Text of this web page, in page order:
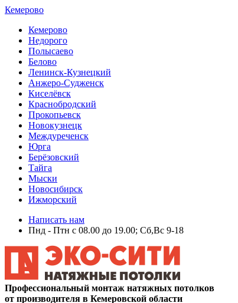
Кемерово
Кемерово
Недорого
Полысаево
Белово
Ленинск-Кузнецкий
Анжеро-Судженск
Киселёвск
Краснобродский
Прокопьевск
Новокузнецк
Междуреченск
Юрга
Берёзовский
Тайга
Мыски
Новосибирск
Ижморский
Написать нам
Пнд - Птн с 08.00 до 19.00; Сб,Вс 9-18
Профессиональный монтаж натяжных потолков
от производителя в Кемеровской области